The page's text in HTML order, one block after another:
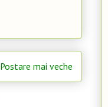
Postare mai veche